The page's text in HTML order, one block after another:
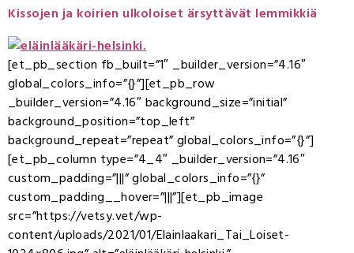
Kissojen ja koirien ulkoloiset ärsyttävät lemmikkiä
[et_pb_section fb_built=”1″ _builder_version=”4.16″
global_colors_info=”{}”][et_pb_row
_builder_version=”4.16″ background_size=”initial”
background_position=”top_left”
background_repeat=”repeat” global_colors_info=”{}”]
[et_pb_column type=”4_4″ _builder_version=”4.16″
custom_padding=”|||” global_colors_info=”{}”
custom_padding__hover=”|||”][et_pb_image
src=”https://vetsy.vet/wp-
content/uploads/2021/01/Elainlaakari_Tai_Loiset-